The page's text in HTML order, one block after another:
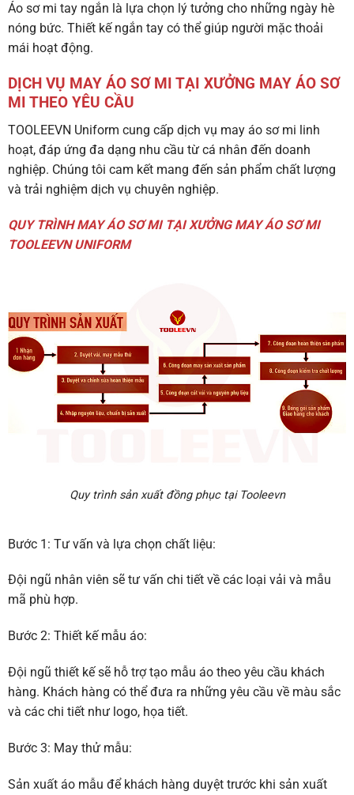
Áo sơ mi tay ngắn là lựa chọn lý tưởng cho những ngày hè
nóng bức. Thiết kế ngắn tay có thể giúp người mặc thoải
mái hoạt động.
DỊCH VỤ MAY ÁO SƠ MI TẠI XƯỞNG MAY ÁO SƠ
MI THEO YÊU CẦU
TOOLEEVN Uniform cung cấp dịch vụ may áo sơ mi linh
hoạt, đáp ứng đa dạng nhu cầu từ cá nhân đến doanh
nghiệp. Chúng tôi cam kết mang đến sản phẩm chất lượng
và trải nghiệm dịch vụ chuyên nghiệp.
QUY TRÌNH MAY ÁO SƠ MI TẠI XƯỞNG MAY ÁO SƠ MI
TOOLEEVN UNIFORM
Quy trình sản xuất đồng phục tại Tooleevn
Bước 1: Tư vấn và lựa chọn chất liệu:
Đội ngũ nhân viên sẽ tư vấn chi tiết về các loại vải và mẫu
mã phù hợp.
Bước 2: Thiết kế mẫu áo:
Đội ngũ thiết kế sẽ hỗ trợ tạo mẫu áo theo yêu cầu khách
hàng. Khách hàng có thể đưa ra những yêu cầu về màu sắc
và các chi tiết như logo, họa tiết.
Bước 3: May thử mẫu:
Sản xuất áo mẫu để khách hàng duyệt trước khi sản xuất